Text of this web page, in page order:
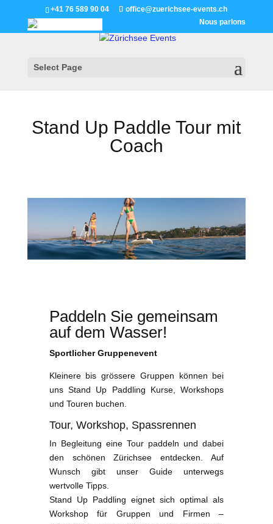
+41 76 589 90 04
office@zuerichsee-events.ch
Nous parlons
Select Page
Stand Up Paddle Tour mit
Coach
Paddeln Sie gemeinsam
auf dem Wasser!
Sportlicher Gruppenevent
Kleinere bis grössere Gruppen können bei
uns Stand Up Paddling Kurse, Workshops
und Touren buchen.
Tour, Workshop, Spassrennen
In Begleitung eine Tour paddeln und dabei
den schönen Zürichsee entdecken. Auf
Wunsch gibt unser Guide unterwegs
wertvolle Tipps.
Stand Up Paddling eignet sich optimal als
Workshop für Gruppen und Firmen –